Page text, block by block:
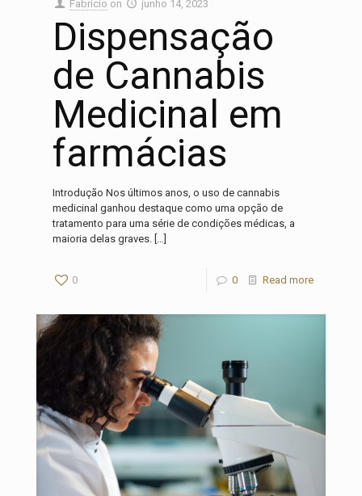
Fabricio on junho 14, 2023
Dispensação
de Cannabis
Medicinal em
farmácias
Introdução Nos últimos anos, o uso de cannabis
medicinal ganhou destaque como uma opção de
tratamento para uma série de condições médicas, a
maioria delas graves. […]
0 0 Read more